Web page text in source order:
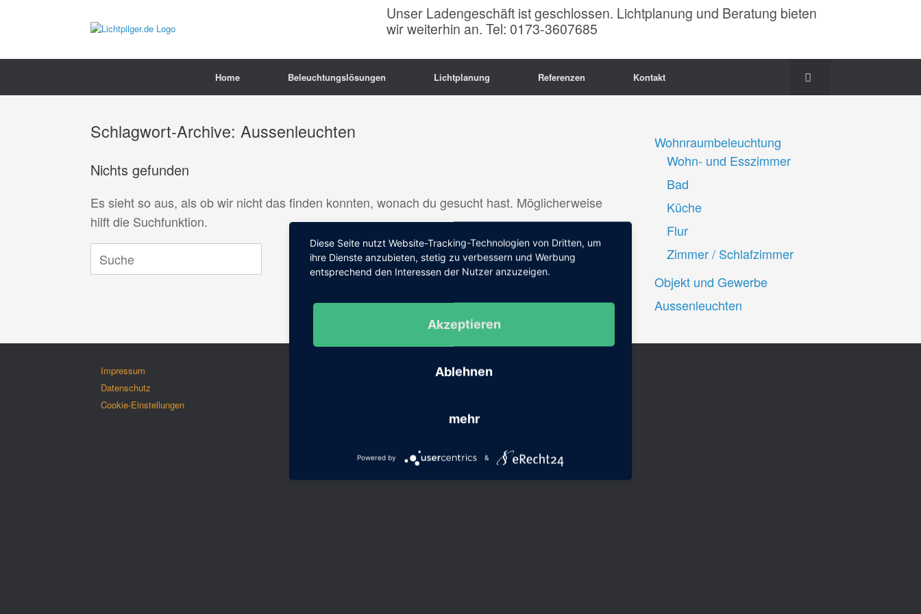
Unser Ladengeschäft ist geschlossen. Lichtplanung und Beratung bieten
wir weiterhin an. Tel: 0173-3607685
Home Beleuchtungslösungen Lichtplanung Referenzen Kontakt
Schlagwort-Archive: Aussenleuchten
Nichts gefunden
Es sieht so aus, als ob wir nicht das finden konnten, wonach du gesucht hast. Möglicherweise
hilft die Suchfunktion.
Suche
nach:
Wohnraumbeleuchtung
Wohn- und Esszimmer
Bad
Küche
Flur
Zimmer / Schlafzimmer
Objekt und Gewerbe
Aussenleuchten
Impressum
Datenschutz
Cookie-Einstellungen
Diese Seite nutzt Website-Tracking-Technologien von Dritten, um
ihre Dienste anzubieten, stetig zu verbessern und Werbung
entsprechend den Interessen der Nutzer anzuzeigen.
Akzeptieren
Ablehnen
mehr
Powered by &